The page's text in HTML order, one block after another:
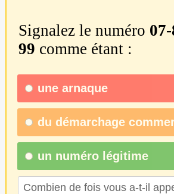
Signalez le numéro
99 comme étant :
une arnaque
du démarchage
un numéro légitime